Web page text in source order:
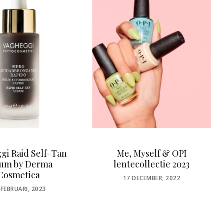
Myself & OPI
2023
DECEMBER, 2022
Bronzetim by Pascaud
POSTED
ON
28 JUNI, 2021